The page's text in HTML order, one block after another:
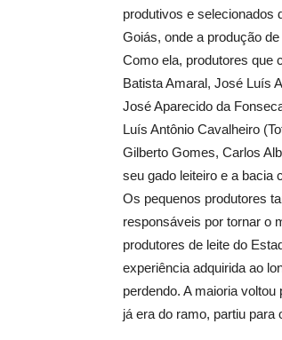
produtivos e selecionados
Goiás, onde a produção
Como ela, produtores que
Batista Amaral, José Luís
José Aparecido da
Luís Antônio Cavalheiro
Gilberto Gomes, Carlos
seu gado leiteiro e a bacia
Os pequenos produtores
responsáveis por tornar o
produtores de leite do
experiência adquirida ao
perdendo. A maioria
já era do ramo, partiu